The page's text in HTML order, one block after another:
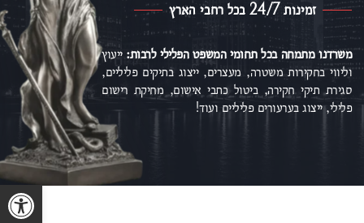
זמינות 24/7 בכל רחבי הארץ
משרדנו מתמחה בכל תחומי המשפט הפלילילרבות:ייעוץ
וליווי בחקירות משטרה, מעצרים, ייצוג בתיקים פליליים,
סגירת תיקי חקירה, ביטול כתבי אישום, מחיקת רישום
פלילי, ייצוג בערעורים פליליים ועוד!
פתח סרגל נגישות